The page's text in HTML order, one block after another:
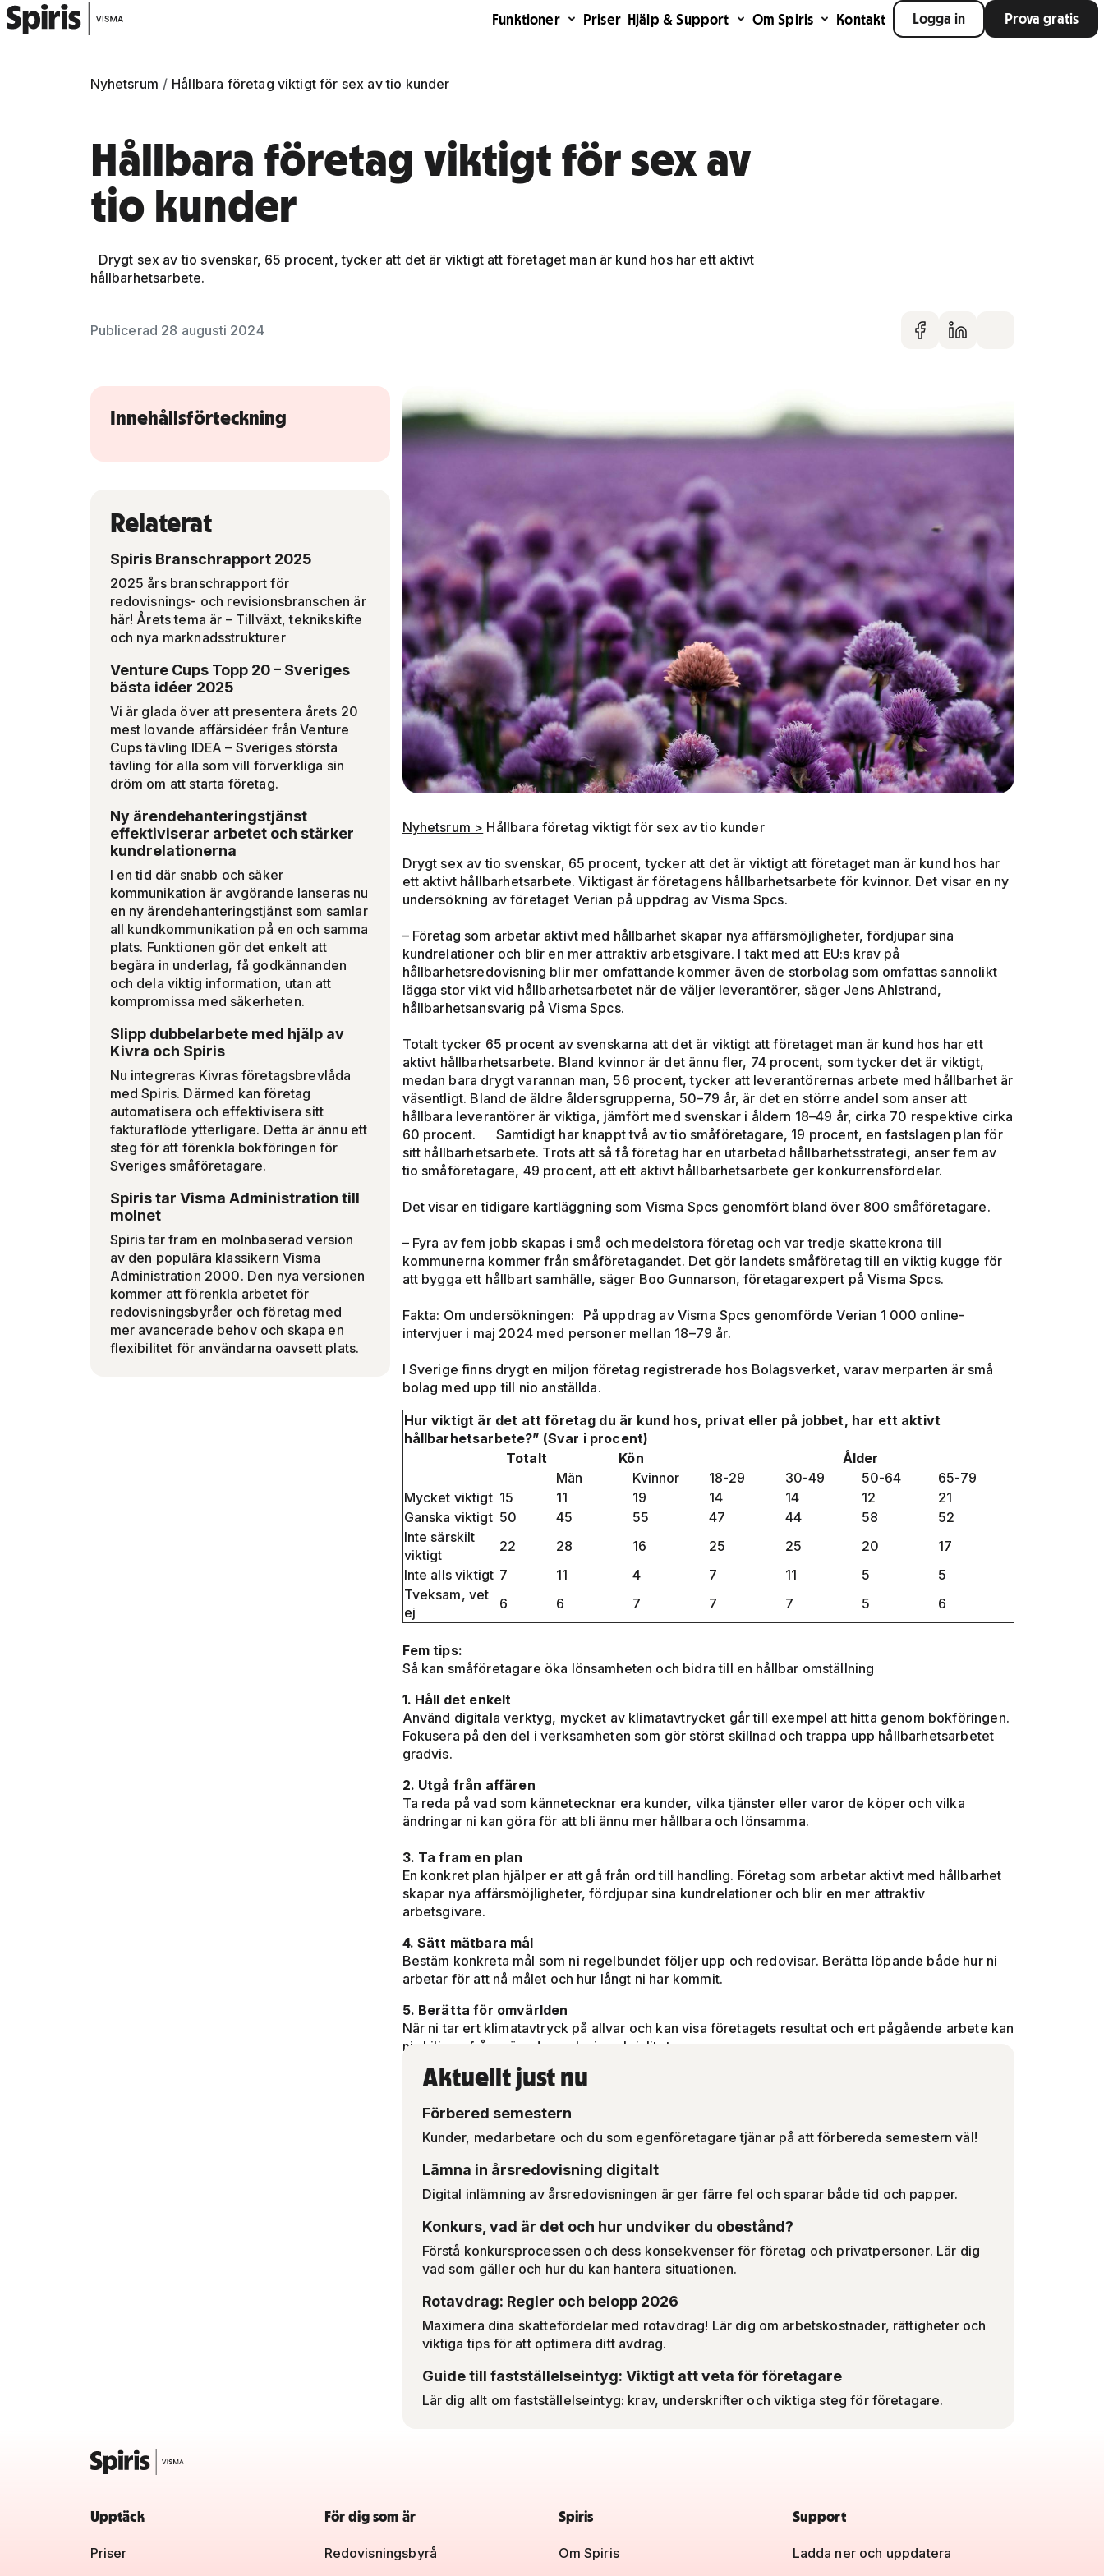
Funktioner Priser Hjälp & Support Om Spiris Kontakt Logga in Prova gratis
Nyhetsrum Hållbara företag viktigt för sex av tio kunder
Hållbara företag viktigt för sex av
tio kunder
Drygt sex av tio svenskar, 65 procent, tycker att det är viktigt att företaget man är kund hos har ett aktivt
hållbarhetsarbete.
Publicerad 28 augusti 2024 Dela på
Dela på
Gå vidare till artikelns
Innehållsförteckning
Relaterat
Spiris Branschrapport 2025
2025 års branschrapport för
redovisnings- och revisionsbranschen är
här! Årets tema är – Tillväxt, teknikskifte
och nya marknadsstrukturer
Venture Cups Topp 20 – Sveriges
bästa idéer 2025
Vi är glada över att presentera årets 20
mest lovande affärsidéer från Venture
Cups tävling IDEA – Sveriges största
tävling för alla som vill förverkliga sin
dröm om att starta företag.
Ny ärendehanteringstjänst
effektiviserar arbetet och stärker
kundrelationerna
I en tid där snabb och säker
kommunikation är avgörande lanseras nu
en ny ärendehanteringstjänst som samlar
all kundkommunikation på en och samma
plats. Funktionen gör det enkelt att
begära in underlag, få godkännanden
och dela viktig information, utan att
kompromissa med säkerheten.
Slipp dubbelarbete med hjälp av
Kivra och Spiris
Nu integreras Kivras företagsbrevlåda
med Spiris. Därmed kan företag
automatisera och effektivisera sitt
fakturaflöde ytterligare. Detta är ännu ett
steg för att förenkla bokföringen för
Sveriges småföretagare.
Spiris tar Visma Administration till
molnet
Spiris tar fram en molnbaserad version
av den populära klassikern Visma
Administration 2000. Den nya versionen
kommer att förenkla arbetet för
redovisningsbyråer och företag med
mer avancerade behov och skapa en
flexibilitet för användarna oavsett plats.
Nyhetsrum > Hållbara företag viktigt för sex av tio kunder
Drygt sex av tio svenskar, 65 procent, tycker att det är viktigt att företaget man är kund hos har
ett aktivt hållbarhetsarbete. Viktigast är företagens hållbarhetsarbete för kvinnor. Det visar en ny
undersökning av företaget Verian på uppdrag av Visma Spcs.
– Företag som arbetar aktivt med hållbarhet skapar nya affärsmöjligheter, fördjupar sina
kundrelationer och blir en mer attraktiv arbetsgivare. I takt med att EU:s krav på
hållbarhetsredovisning blir mer omfattande kommer även de storbolag som omfattas sannolikt
lägga stor vikt vid hållbarhetsarbetet när de väljer leverantörer, säger Jens Ahlstrand,
hållbarhetsansvarig på Visma Spcs.
Totalt tycker 65 procent av svenskarna att det är viktigt att företaget man är kund hos har ett
aktivt hållbarhetsarbete. Bland kvinnor är det ännu fler, 74 procent, som tycker det är viktigt,
medan bara drygt varannan man, 56 procent, tycker att leverantörernas arbete med hållbarhet är
väsentligt. Bland de äldre åldersgrupperna, 50–79 år, är det en större andel som anser att
hållbara leverantörer är viktiga, jämfört med svenskar i åldern 18–49 år, cirka 70 respektive cirka
60 procent. Samtidigt har knappt två av tio småföretagare, 19 procent, en fastslagen plan för
sitt hållbarhetsarbete. Trots att så få företag har en utarbetad hållbarhetsstrategi, anser fem av
tio småföretagare, 49 procent, att ett aktivt hållbarhetsarbete ger konkurrensfördelar.
Det visar en tidigare kartläggning som Visma Spcs genomfört bland över 800 småföretagare.
– Fyra av fem jobb skapas i små och medelstora företag och var tredje skattekrona till
kommunerna kommer från småföretagandet. Det gör landets småföretag till en viktig kugge för
att bygga ett hållbart samhälle, säger Boo Gunnarson, företagarexpert på Visma Spcs.
Fakta: Om undersökningen: På uppdrag av Visma Spcs genomförde Verian 1 000 online-
intervjuer i maj 2024 med personer mellan 18–79 år.
I Sverige finns drygt en miljon företag registrerade hos Bolagsverket, varav merparten är små
bolag med upp till nio anställda.
Hur viktigt är det att företag du är kund hos, privat eller på jobbet, har ett aktivt
hållbarhetsarbete?” (Svar i procent)
Totalt
Kön
Ålder
Män
Kvinnor 18-29 30-49 50-64
65-79
Mycket viktigt 15 11 19 14 14 12
21
Ganska viktigt 50 45 55 47 44 58
52
Inte särskilt
viktigt
22 28 16 25 25 20
17
Inte alls viktigt 7 11 4 7 11 5
5
Tveksam, vet
ej
6 6 7 7 7 5 6
Fem tips:
Så kan småföretagare öka lönsamheten och bidra till en hållbar omställning
1. Håll det enkelt
Använd digitala verktyg, mycket av klimatavtrycket går till exempel att hitta genom bokföringen.
Fokusera på den del i verksamheten som gör störst skillnad och trappa upp hållbarhetsarbetet
gradvis.
2. Utgå från affären
Ta reda på vad som kännetecknar era kunder, vilka tjänster eller varor de köper och vilka
ändringar ni kan göra för att bli ännu mer hållbara och lönsamma.
3. Ta fram en plan
En konkret plan hjälper er att gå från ord till handling. Företag som arbetar aktivt med hållbarhet
skapar nya affärsmöjligheter, fördjupar sina kundrelationer och blir en mer attraktiv
arbetsgivare.
4. Sätt mätbara mål
Bestäm konkreta mål som ni regelbundet följer upp och redovisar. Berätta löpande både hur ni
arbetar för att nå målet och hur långt ni har kommit.
5. Berätta för omvärlden
När ni tar ert klimatavtryck på allvar och kan visa företagets resultat och ert pågående arbete kan
ni skilja er från mängden och vinna lojalitet.
Aktuellt just nu
Förbered semestern
Kunder, medarbetare och du som egenföretagare tjänar på att förbereda semestern väl!
Lämna in årsredovisning digitalt
Digital inlämning av årsredovisningen är ger färre fel och sparar både tid och papper.
Konkurs, vad är det och hur undviker du obestånd?
Förstå konkursprocessen och dess konsekvenser för företag och privatpersoner. Lär dig
vad som gäller och hur du kan hantera situationen.
Rotavdrag: Regler och belopp 2026
Maximera dina skattefördelar med rotavdrag! Lär dig om arbetskostnader, rättigheter och
viktiga tips för att optimera ditt avdrag.
Guide till fastställelseintyg: Viktigt att veta för företagare
Lär dig allt om fastställelseintyg: krav, underskrifter och viktiga steg för företagare.
Upptäck
Priser
För dig som är
Redovisningsbyrå
Spiris
Om Spiris
Support
Ladda ner och uppdatera